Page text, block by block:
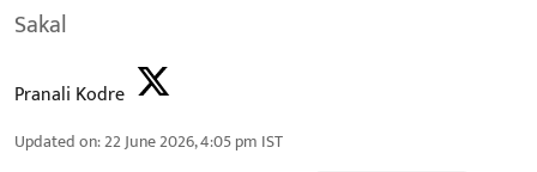
Sakal
Pranali Kodre
Updated on:22 June 2026, 4:05 pm IST